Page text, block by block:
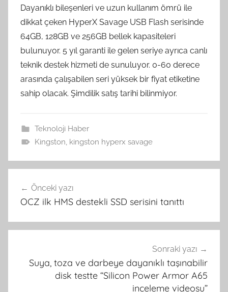
Dayanıklı bileşenleri ve uzun kullanım ömrü ile
dikkat çeken HyperX Savage USB Flash serisinde
64GB, 128GB ve 256GB bellek kapasiteleri
bulunuyor. 5 yıl garanti ile gelen seriye ayrıca canlı
teknik destek hizmeti de sunuluyor. 0-60 derece
arasında çalışabilen seri yüksek bir fiyat etiketine
sahip olacak. Şimdilik satış tarihi bilinmiyor.
Teknoloji Haber
Kingston, kingston hyperx savage
gezinmesi
Önceki yazı
OCZ ilk HMS destekli SSD serisini tanıttı
Sonraki yazı
Suya, toza ve darbeye dayanıklı taşınabilir
disk testte “Silicon Power Armor A65
inceleme videosu”